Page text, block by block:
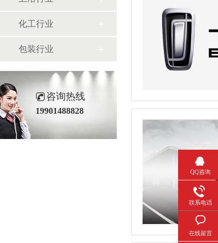
化工行业
包装行业
咨询热线
19901488828
QQ咨询
联系电话
在线留言